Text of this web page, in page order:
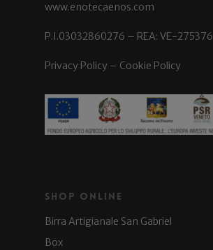
www.enotecaenos.com
P.I.03032860276 – REA: VE-275376
Privacy Policy – Cookie Policy
Shop Online
Birra Artigianale San Gabriel
Box